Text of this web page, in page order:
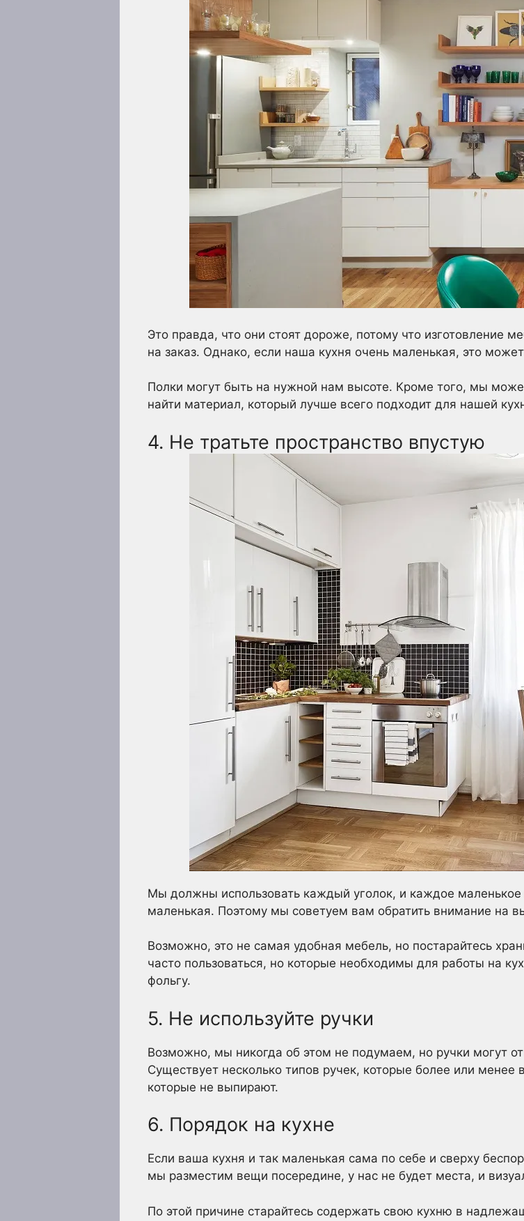
Это правда, что они стоят дороже, потому что изготовление
на заказ. Однако, если наша кухня очень маленькая, это
Полки могут быть на нужной нам высоте. Кроме того, мы
найти материал, который лучше всего подходит для нашей
4. Не тратьте пространство впустую
Мы должны использовать каждый уголок, и каждое маленькое
маленькая. Поэтому мы советуем вам обратить внимание на
Возможно, это не самая удобная мебель, но постарайтесь
часто пользоваться, но которые необходимы для работы на
фольгу.
5. Не используйте ручки
Возможно, мы никогда об этом не подумаем, но ручки могут
Существует несколько типов ручек, которые более или менее
которые не выпирают.
6. Порядок на кухне
Если ваша кухня и так маленькая сама по себе и сверху
мы разместим вещи посередине, у нас не будет места, и
По этой причине старайтесь содержать свою кухню в